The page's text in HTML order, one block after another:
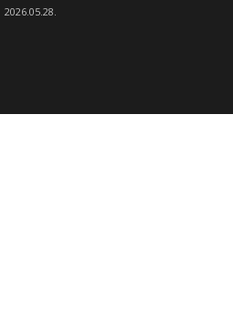
2026.05.28.